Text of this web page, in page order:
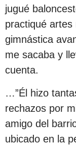
jugué
practiqué
gimnástica
me sacaba y
cuenta.
…”Él hizo
rechazos por
amigo del
ubicado en la